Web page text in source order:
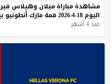
مشاهدة مباراة ميلان وهيلاس
اليوم 18-4-2026 قمة مارك أنطونيو
منذ 4 أشهر